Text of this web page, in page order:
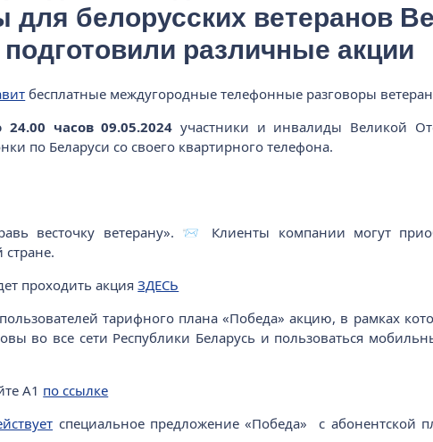
белорусских ветеранов
различные акции
бесплатные междугородные телефонные разговоры
часов 09.05.2024 участники и инвалиды Великой
по Беларуси со своего квартирного телефона.
весточку ветерану». 📨 Клиенты компании могут
стране.
проходить акцияЗДЕСЬ
тарифного плана «Победа» акцию, в рамках
во все сети Республики Беларусь и пользоваться
А1 по ссылке
специальное предложение «Победа» с абонентской